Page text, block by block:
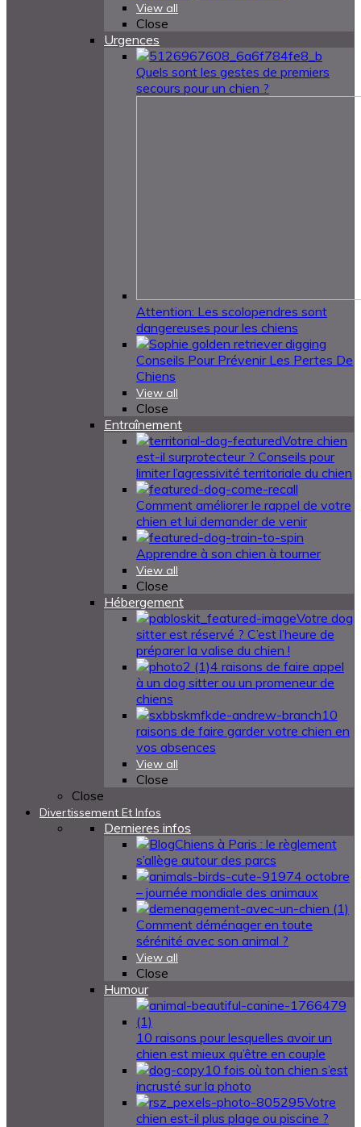
View all
Close
Urgences
Quels sont les gestes de premiers
secours pour un chien ?
Attention: Les scolopendres sont
dangereuses pour les chiens
Conseils Pour Prévenir Les Pertes De
Chiens
View all
Close
Entraînement
Votre chien
est-il surprotecteur ? Conseils pour
limiter l’agressivité territoriale du chien
Comment améliorer le rappel de votre
chien et lui demander de venir
Apprendre à son chien à tourner
View all
Close
Hébergement
Votre dog
sitter est réservé ? C’est l’heure de
préparer la valise du chien !
4 raisons de faire appel
à un dog sitter ou un promeneur de
chiens
10
raisons de faire garder votre chien en
vos absences
View all
Close
Close
Divertissement Et Infos
Dernieres infos
Chiens à Paris : le règlement
s’allège autour des parcs
4 octobre
– journée mondiale des animaux
Comment déménager en toute
sérénité avec son animal ?
View all
Close
Humour
10 raisons pour lesquelles avoir un
chien est mieux qu’être en couple
10 fois où ton chien s’est
incrusté sur la photo
Votre
chien est-il plus plage ou piscine ?